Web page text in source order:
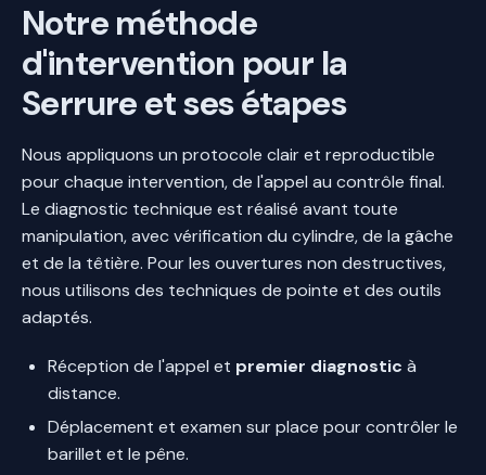
Notre méthode
d'intervention pour la
Serrure et ses étapes
Nous appliquons un protocole clair et reproductible
pour chaque intervention, de l'appel au contrôle final.
Le diagnostic technique est réalisé avant toute
manipulation, avec vérification du cylindre, de la gâche
et de la têtière. Pour les ouvertures non destructives,
nous utilisons des techniques de pointe et des outils
adaptés.
Réception de l'appel et premier diagnostic à
distance.
Déplacement et examen sur place pour contrôler le
barillet et le pêne.